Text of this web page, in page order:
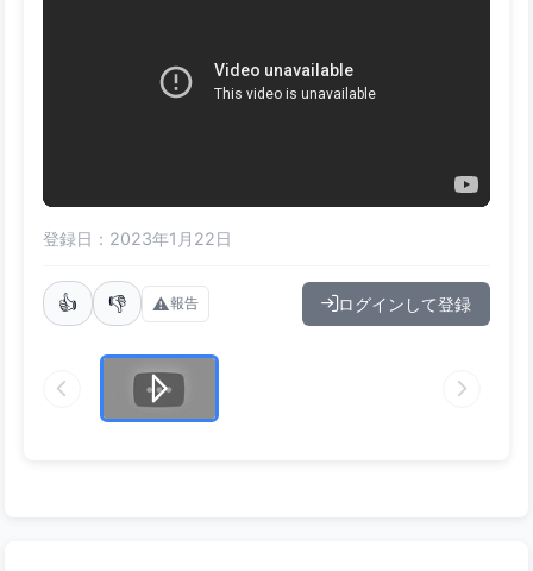
登録日：2023年1月22日
👍 👎 ⚠️報告 ログインして登録